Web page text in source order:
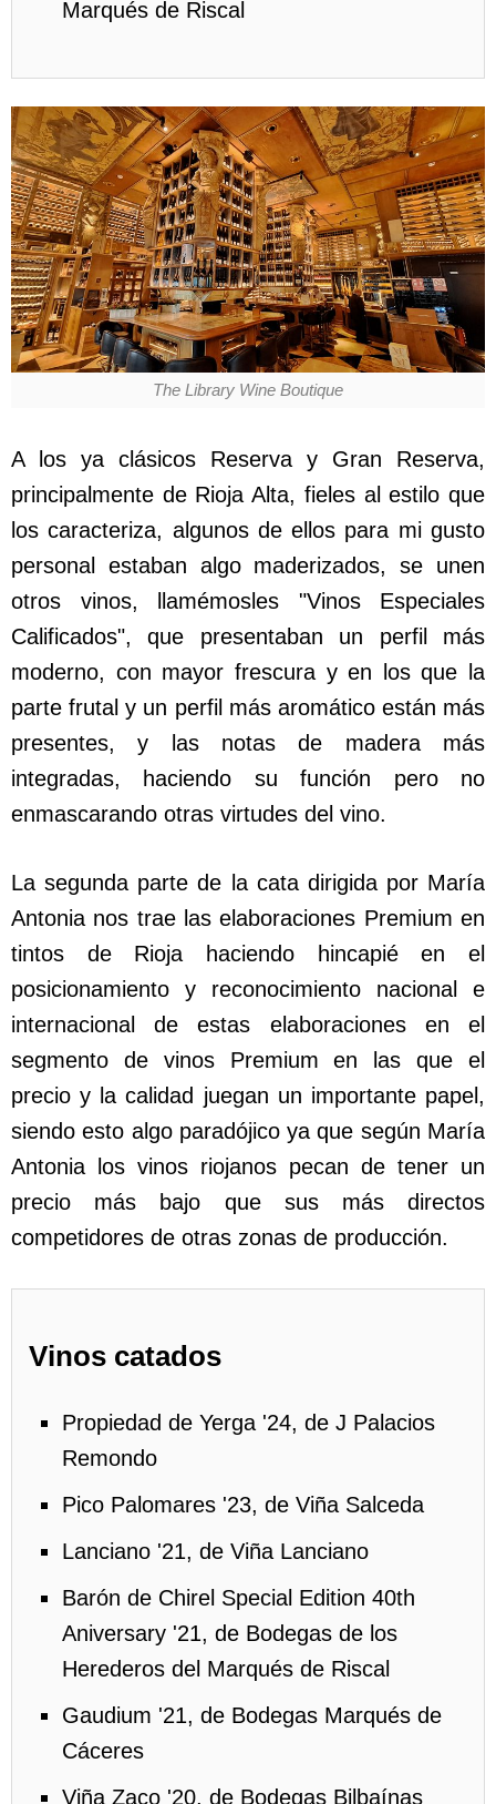
Marqués de Riscal
The Library Wine Boutique
A los ya clásicos Reserva y Gran Reserva,
principalmente de Rioja Alta, fieles al estilo que
los caracteriza, algunos de ellos para mi gusto
personal estaban algo maderizados, se unen
otros vinos, llamémosles "Vinos Especiales
Calificados", que presentaban un perfil más
moderno, con mayor frescura y en los que la
parte frutal y un perfil más aromático están más
presentes, y las notas de madera más
integradas, haciendo su función pero no
enmascarando otras virtudes del vino.
La segunda parte de la cata dirigida por María
Antonia nos trae las elaboraciones Premium en
tintos de Rioja haciendo hincapié en el
posicionamiento y reconocimiento nacional e
internacional de estas elaboraciones en el
segmento de vinos Premium en las que el
precio y la calidad juegan un importante papel,
siendo esto algo paradójico ya que según María
Antonia los vinos riojanos pecan de tener un
precio más bajo que sus más directos
competidores de otras zonas de producción.
Vinos catados
Propiedad de Yerga '24, de J Palacios
Remondo
Pico Palomares '23, de Viña Salceda
Lanciano '21, de Viña Lanciano
Barón de Chirel Special Edition 40th
Aniversary '21, de Bodegas de los
Herederos del Marqués de Riscal
Gaudium '21, de Bodegas Marqués de
Cáceres
Viña Zaco '20, de Bodegas Bilbaínas